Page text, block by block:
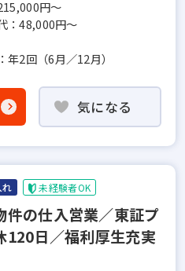
円～
：48,000円～
2回（6月／12月）
気になる
れ 未経験者OK
件の仕入営業／東証プ
120日／福利厚生充実